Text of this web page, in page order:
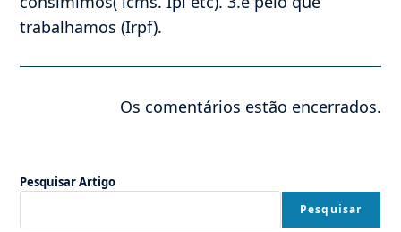
trabalhamos (Irpf).
Os comentários estão encerrados.
Pesquisar Artigo
Pesquisar